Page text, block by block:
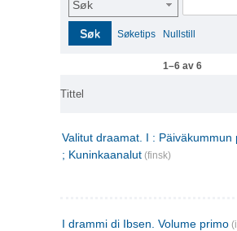
Søk
Søk Søketips Nullstill
1–6 av 6
Tittel
Valitut draamat. I :
; Kuninkaanalut (finsk)
I drammi di Ibsen. Volume primo